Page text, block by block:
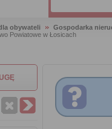
obywateli Gospodarka
Powiatowe w Łosicach